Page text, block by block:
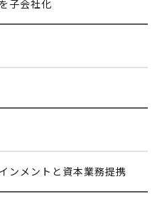
子会社化
ンメントと資本業務提携